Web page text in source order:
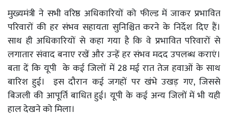
मुख्यमंत्री ने सभी वरिष्ठ अधिकारियों को फील्ड में जाकर प्रभावित
परिवारों की हर संभव सहायता सुनिश्चित करने के निर्देश दिए हैं।
साथ ही अधिकारियों से कहा गया है कि वे प्रभावित परिवारों से
लगातार संवाद बनाए रखें और उन्हें हर संभव मदद उपलब्ध कराएं।
बता दें कि यूपी के कई जिलों में 28 मई रात तेज हवाओं के साथ
बारिश हुई। इस दौरान कई जगहों पर खंभे उखड़ गए, जिससे
बिजली की आपूर्ति बाधित हुई। यूपी के कई अन्य जिलों में भी यही
हाल देखने को मिला।